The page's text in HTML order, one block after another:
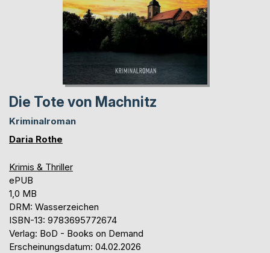
Die Tote von Machnitz
Kriminalroman
Daria Rothe
Krimis & Thriller
ePUB
1,0 MB
DRM: Wasserzeichen
ISBN-13: 9783695772674
Verlag: BoD - Books on Demand
Erscheinungsdatum: 04.02.2026